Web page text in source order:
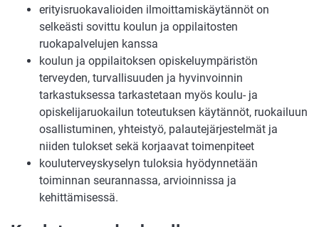
erityisruokavalioiden ilmoittamiskäytännöt on
selkeästi sovittu koulun ja oppilaitosten
ruokapalvelujen kanssa
koulun ja oppilaitoksen opiskeluympäristön
terveyden, turvallisuuden ja hyvinvoinnin
tarkastuksessa tarkastetaan myös koulu- ja
opiskelijaruokailun toteutuksen käytännöt, ruokailuun
osallistuminen, yhteistyö, palautejärjestelmät ja
niiden tulokset sekä korjaavat toimenpiteet
kouluterveyskyselyn tuloksia hyödynnetään
toiminnan seurannassa, arvioinnissa ja
kehittämisessä.